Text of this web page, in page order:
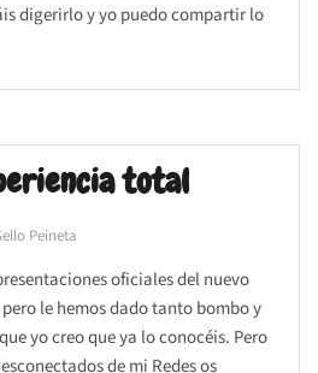
digerirlo y yo puedo compartir lo
total
Peineta
oficiales del nuevo
le hemos dado tanto bombo y
yo creo que ya lo conocéis. Pero
de mi Redes os